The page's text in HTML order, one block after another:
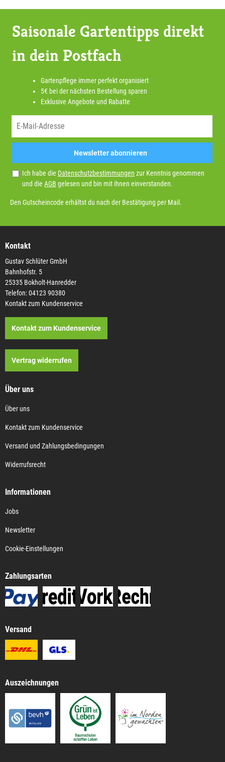
Saisonale Gartentipps direkt
in dein Postfach
Gartenpflege immer perfekt organisiert
5€ bei der nächsten Bestellung sparen
Exklusive Angebote und Rabatte
Newsletter abonnieren
Ich habe die Datenschutzbestimmungen zur Kenntnis genommen
und die AGB gelesen und bin mit ihnen einverstanden.
Den Gutscheincode erhältst du nach der Bestätigung per Mail.
Kontakt
Gustav Schlüter GmbH
Bahnhofstr. 5
25335 Bokholt-Hanredder
Telefon: 04123 90380
Kontakt zum Kundenservice
Kontakt zum Kundenservice
Vertrag widerrufen
Über uns
Über uns
Kontakt zum Kundenservice
Versand und Zahlungsbedingungen
Widerrufsrecht
Informationen
Jobs
Newsletter
Cookie-Einstellungen
Zahlungsarten
Versand
Auszeichnungen